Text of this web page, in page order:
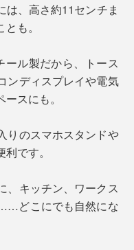
は、高さ約11センチま
も。
ール製だから、トース
ンディスプレイや電気
スにも。
りのスマホスタンドや
です。
、キッチン、ワークス
どこにでも自然にな